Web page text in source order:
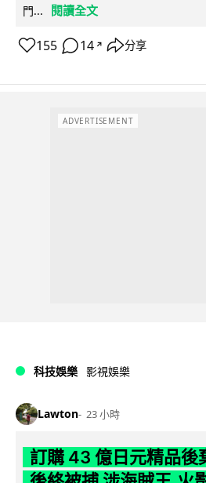
門...
閱讀全文
155 14 ↗ 分享
ADVERTISEMENT
科技娛樂 影視娛樂
Lawton 23 小時
訂購 43 億日元精品後